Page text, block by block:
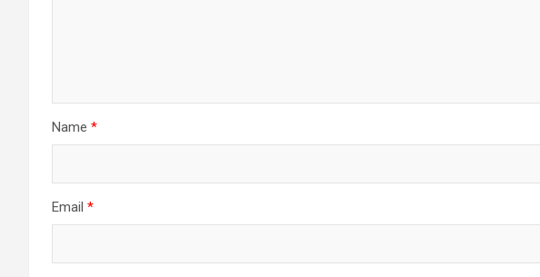
Name *
Email *